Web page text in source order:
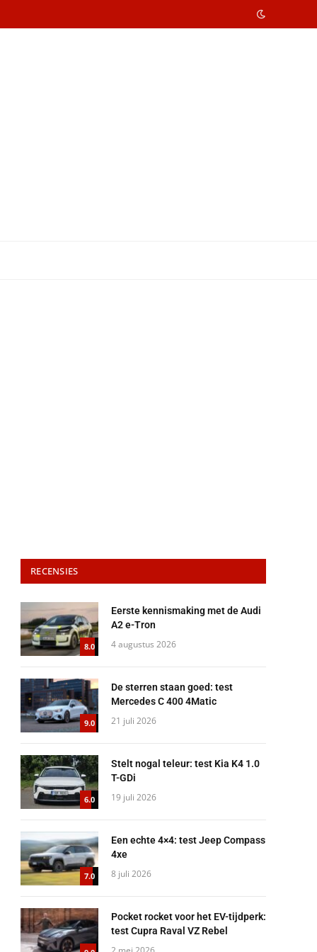
RECENSIES
8.0
Eerste kennismaking met de Audi
A2 e-Tron
4 augustus 2026
9.0
De sterren staan goed: test
Mercedes C 400 4Matic
21 juli 2026
6.0
Stelt nogal teleur: test Kia K4 1.0
T-GDi
19 juli 2026
7.0
Een echte 4×4: test Jeep Compass
4xe
8 juli 2026
Pocket rocket voor het EV-tijdperk:
test Cupra Raval VZ Rebel